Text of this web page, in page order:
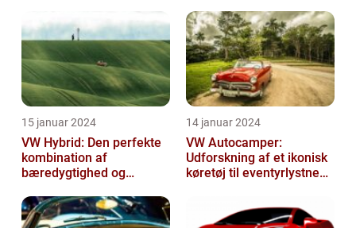
15 januar 2024
VW Hybrid: Den perfekte
kombination af
bæredygtighed og
14 januar 2024
VW Autocamper:
Udforskning af et ikonisk
køretøj til eventyrlystne